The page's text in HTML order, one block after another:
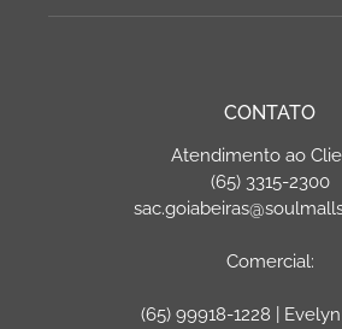
CONTATO
Atendimento ao
(65) 3315-2300
Comercial:
(65) 99918-1228 |